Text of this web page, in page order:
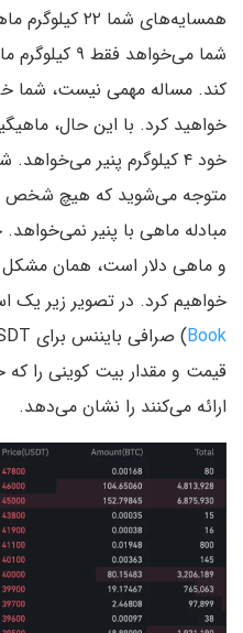
همسایه‌‌های
کند. مساله مهمی نیست، شما
خود ۴ کیلوگرم پنیر
متوجه می‌شوید که هیچ شخص
مبادله ماهی با پنیر
و ماهی دلار است، همان مشکل
خواهیم کرد. در تصویر زیر یک
Book
قیمت و مقدار بیت‌ کوینی را که
ارائه می‌کنند را نشان می‌دهد.